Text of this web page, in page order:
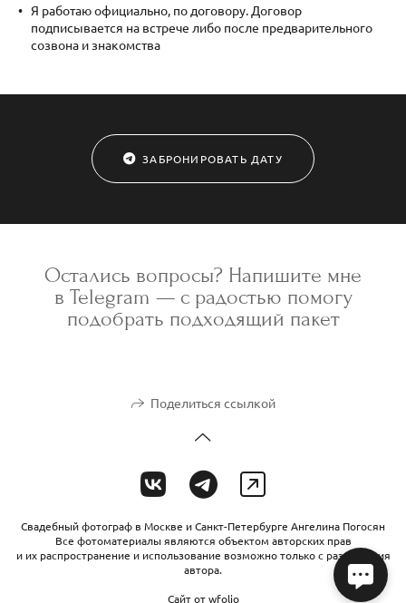
Я работаю официально, по договору. Договор
подписывается на встрече либо после предварительного
созвона и знакомства
ЗАБРОНИРОВАТЬ ДАТУ
Остались вопросы? Напишите мне
в Telegram — с радостью помогу
подобрать подходящий пакет
Поделиться ссылкой
Свадебный фотограф в Москве и Санкт-Петербурге Ангелина Погосян
Все фотоматериалы являются объектом авторских прав
и их распространение и использование возможно только с разрешения
автора.
Сайт отwfolio